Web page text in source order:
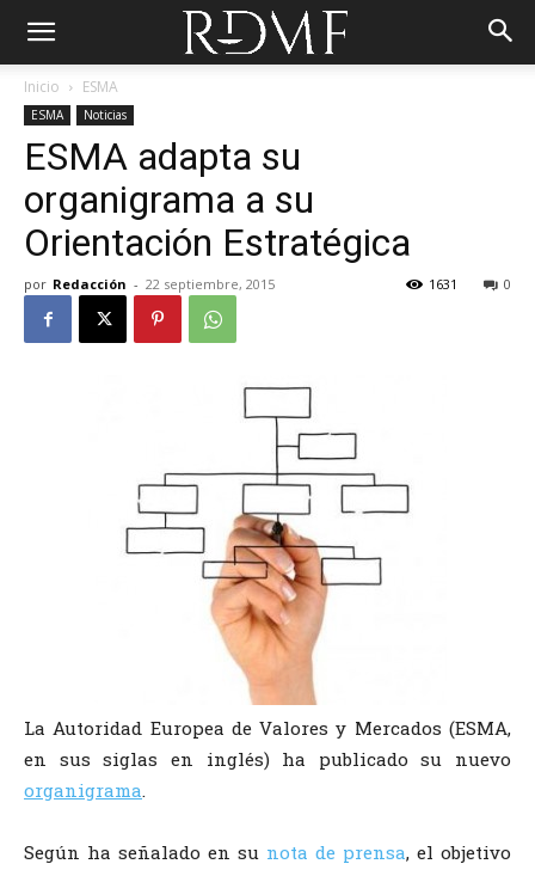
Inicio ESMA
ESMA Noticias
ESMA adapta su
organigrama a su
Orientación Estratégica
por Redacción - 22 septiembre, 2015 0
1631
La Autoridad Europea de Valores y Mercados (ESMA,
en sus siglas en inglés) ha publicado su nuevo
organigrama.
Según ha señalado en su nota de prensa, el objetivo